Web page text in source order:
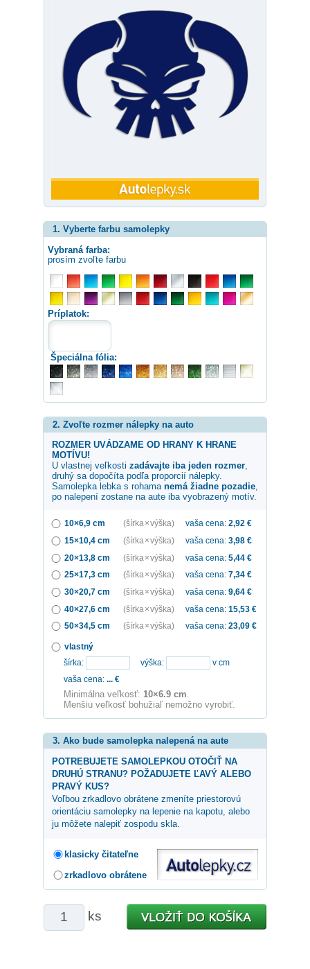
1. Vyberte farbu samolepky
Vybraná farba:
prosím zvoľte farbu
Príplatok:
Špeciálna fólia:
2. Zvoľte rozmer nálepky na auto
ROZMER UVÁDZAME OD HRANY K HRANE
MOTÍVU!
U vlastnej veľkosti zadávajte iba jeden rozmer,
druhý sa dopočíta podľa proporcií nálepky.
Samolepka lebka s rohama nemá žiadne pozadie,
po nalepení zostane na aute iba vyobrazený motív.
10×6,9 cm (šírka × výška) vaša cena: 2,92 €
15×10,4 cm
(šírka × výška) vaša cena: 3,98 €
20×13,8 cm
(šírka × výška) vaša cena: 5,44 €
25×17,3 cm
(šírka × výška) vaša cena: 7,34 €
30×20,7 cm
(šírka × výška) vaša cena: 9,64 €
40×27,6 cm
(šírka × výška) vaša cena: 15,53 €
50×34,5 cm
(šírka × výška) vaša cena: 23,09 €
vlastný
šírka:
výška:
v cm
vaša cena: ... €
Minimálna veľkosť: 10×6.9 cm
Menšiu veľkosť bohužiaľ nemožno vyrobiť.
3. Ako bude samolepka nalepená na aute
POTREBUJETE SAMOLEPKOU OTOČIŤ NA
DRUHÚ STRANU? POŽADUJETE ĽAVÝ ALEBO
PRAVÝ KUS?
Voľbou zrkadlovo obrátene zmeníte priestorovú
orientáciu samolepky na lepenie na kapotu, alebo
ju môžete nalepiť zospodu skla.
klasicky čitateľne
zrkadlovo obrátene
ks